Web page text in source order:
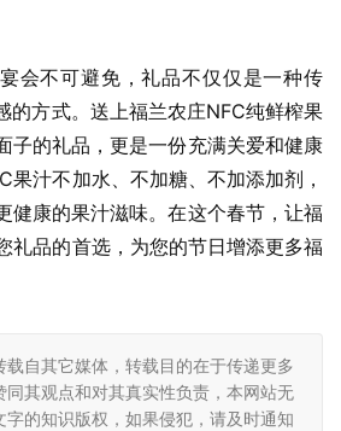
会不可避免，礼品不仅仅是一种传
的方式。送上福兰农庄NFC纯鲜榨果
子的礼品，更是一份充满关爱和健康
果汁不加水、不加糖、不加添加剂，
健康的果汁滋味。在这个春节，让福
礼品的首选，为您的节日增添更多福
自其它媒体，转载目的在于传递更多
同其观点和对其真实性负责，本网站无
的知识版权，如果侵犯，请及时通知